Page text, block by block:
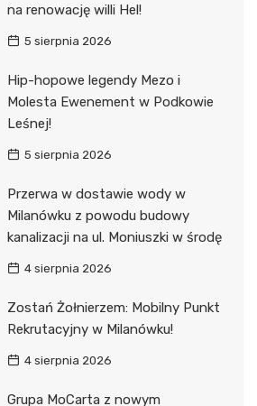
na renowację willi Hel!
5 sierpnia 2026
Hip-hopowe legendy Mezo i
Molesta Ewenement w Podkowie
Leśnej!
5 sierpnia 2026
Przerwa w dostawie wody w
Milanówku z powodu budowy
kanalizacji na ul. Moniuszki w środę
4 sierpnia 2026
Zostań Żołnierzem: Mobilny Punkt
Rekrutacyjny w Milanówku!
4 sierpnia 2026
Grupa MoCarta z nowym